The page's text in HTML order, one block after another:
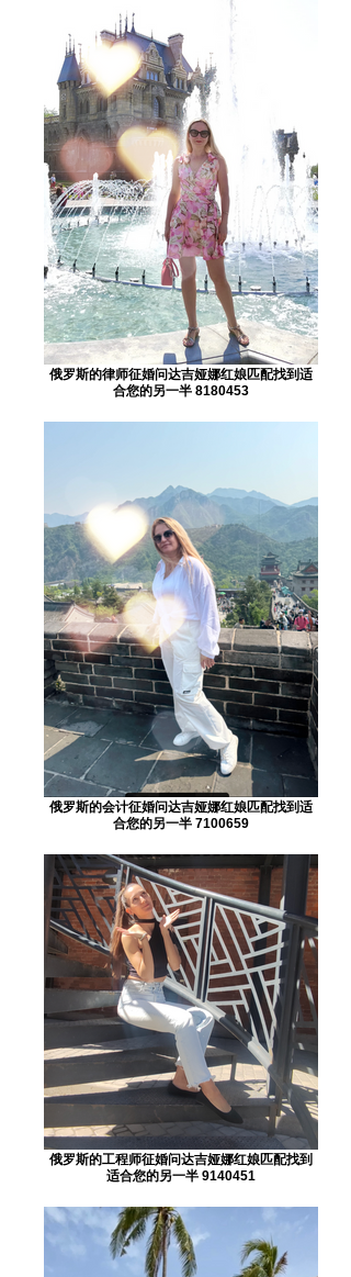
俄罗斯的律师征婚问达吉娅娜红娘匹配找到适
合您的另一半 8180453
俄罗斯的会计征婚问达吉娅娜红娘匹配找到适
合您的另一半 7100659
俄罗斯的工程师征婚问达吉娅娜红娘匹配找到
适合您的另一半 9140451